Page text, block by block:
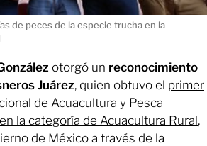
de peces de la especie trucha en la
otorgó un reconocimiento
Juárez, quien obtuvo el primer
de Acuacultura y Pesca
la categoría de Acuacultura Rural,
de México a través de la